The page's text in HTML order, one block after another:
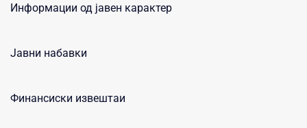
Информации од јавен карактер
Јавни набавки
Финансиски извештаи